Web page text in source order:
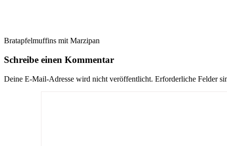
Bratapfelmuffins mit Marzipan
Schreibe einen Kommentar
Deine E-Mail-Adresse wird nicht veröffentlicht. Erforderliche Felder